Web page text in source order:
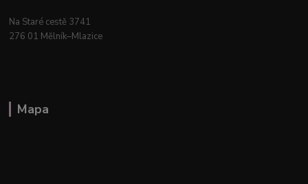
Na Staré cestě 3741
276 01 Mělník–Mlazice
Mapa